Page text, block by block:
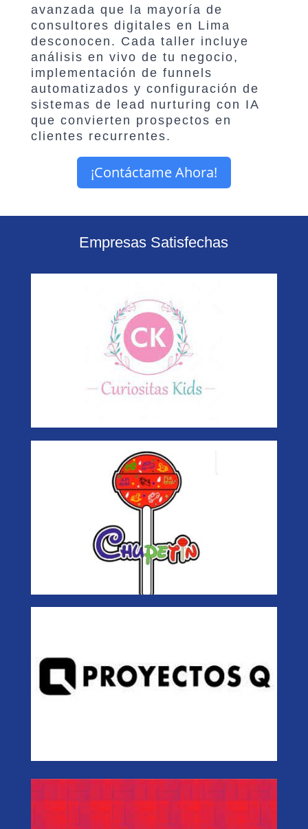
avanzada que la mayoría de
consultores digitales en Lima
desconocen. Cada taller incluye
análisis en vivo de tu negocio,
implementación de funnels
automatizados y configuración de
sistemas de lead nurturing con IA
que convierten prospectos en
clientes recurrentes.
¡Contáctame Ahora!
Empresas Satisfechas